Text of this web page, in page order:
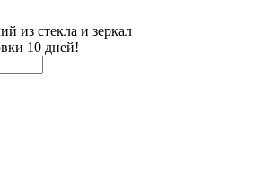
из стекла и зеркал
10 дней!